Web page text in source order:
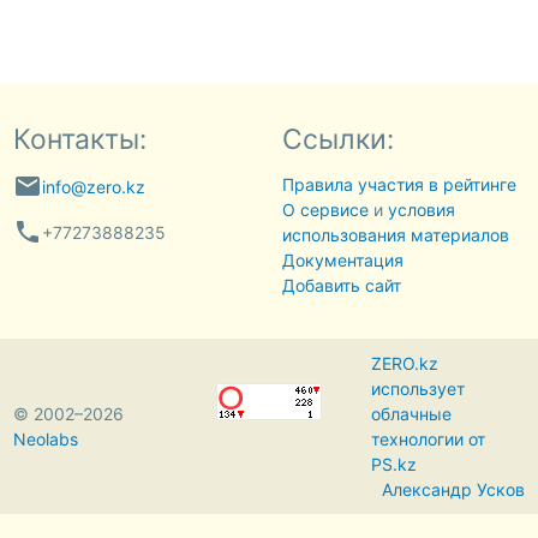
Контакты:
emailinfo@zero.kz
phone +77273888235
Ссылки:
Правила участия в рейтинге
О сервисеи условия
использования материалов
Документация
Добавить сайт
© 2002–2026
Neolabs
ZERO.kz
использует
облачные
технологии от
PS.kz
Александр Усков